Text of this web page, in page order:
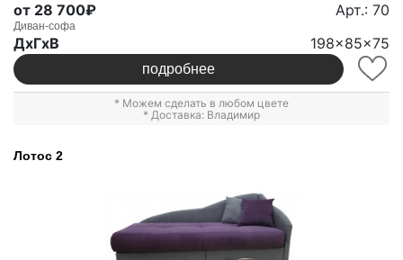
от 28 700₽ Арт.: 70
Диван-софа
ДxГxВ 198x85x75
подробнее
* Можем сделать в любом цвете
* Доставка: Владимир
Лотос 2